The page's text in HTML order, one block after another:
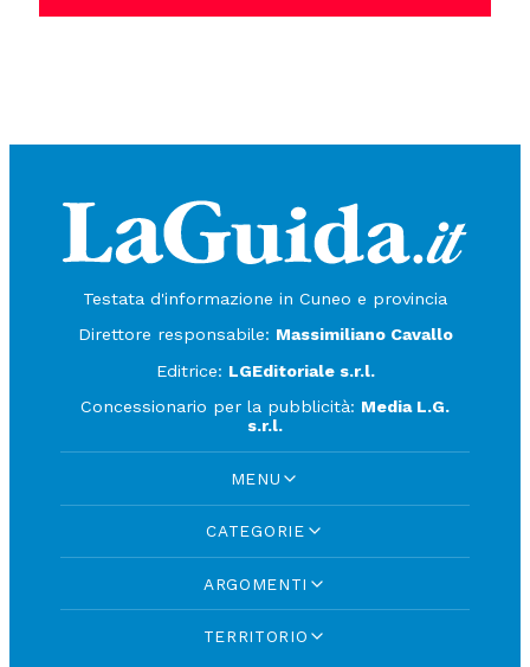
Testata d'informazione in Cuneo e provincia
Direttore responsabile: Massimiliano Cavallo
Editrice: LGEditoriale s.r.l.
Concessionario per la pubblicità: Media L.G.
s.r.l.
MENU
CATEGORIE
ARGOMENTI
TERRITORIO